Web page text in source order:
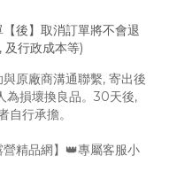
後】取消訂單將不會退
及行政成本等)
原廠商溝通聯繫, 寄出後
為損壞換良品。30天後,
行承擔。
精品網】👑專屬客服小